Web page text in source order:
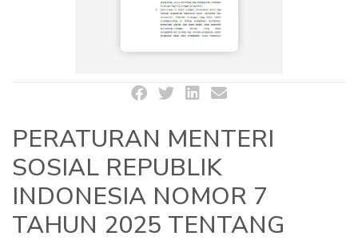
PERATURAN MENTERI
SOSIAL REPUBLIK
INDONESIA NOMOR 7
TAHUN 2025 TENTANG